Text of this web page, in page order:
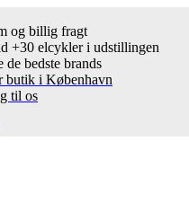
og billig fragt
+30 elcykler i udstillingen
de bedste brands
butik i København
til os